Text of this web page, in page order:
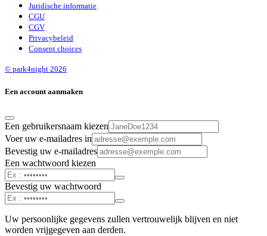
Juridische informatie
CGU
CGV
Privacybeleid
Consent choices
© park4night 2026
Een account aanmaken
Een gebruikersnaam kiezen
Voer uw e-mailadres in
Bevestig uw e-mailadres
Een wachtwoord kiezen
Bevestig uw wachtwoord
Uw persoonlijke gegevens zullen vertrouwelijk blijven en niet
worden vrijgegeven aan derden.